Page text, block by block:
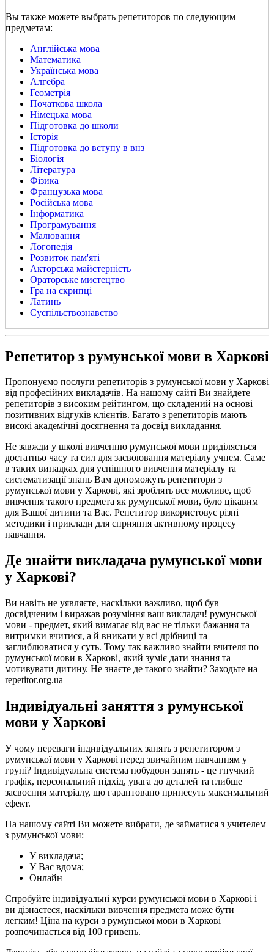
Вы также можете выбрать репетиторов по следующим
предметам:
Англійська мова
Математика
Українська мова
Алгебра
Геометрія
Початкова школа
Німецька мова
Підготовка до школи
Історія
Підготовка до вступу в внз
Біологія
Література
Фізика
Французька мова
Російська мова
Інформатика
Програмування
Малювання
Логопедія
Розвиток пам'яті
Акторська майстерність
Ораторське мистецтво
Гра на скрипці
Латинь
Суспільствознавство
Репетитор з румунської мови в Харкові
Пропонуємо послуги репетиторів з румунської мови у Харкові
від професійних викладачів. На нашому сайті Ви знайдете
репетиторів з високим рейтингом, що складений на основі
позитивних відгуків клієнтів. Багато з репетиторів мають
високі академічні досягнення та досвід викладання.
Не завжди у школі вивченню румунської мови приділяється
достатньо часу та сил для засвоювання матеріалу учнем. Саме
в таких випадках для успішного вивчення матеріалу та
систематизації знань Вам допоможуть репетитори з
румунської мови у Харкові, які зроблять все можливе, щоб
вивчення такого предмета як румунської мови, було цікавим
для Вашої дитини та Вас. Репетитор використовує різні
методики і приклади для сприяння активному процесу
навчання.
Де знайти викладача румунської мови
у Харкові?
Ви навіть не уявляєте, наскільки важливо, щоб був
досвідченим і виражав розуміння ваш викладач! румунської
мови - предмет, який вимагає від вас не тільки бажання та
витримки вчитися, а й вникати у всі дрібниці та
заглиблюватися у суть. Тому так важливо знайти вчителя по
румунської мови в Харкові, який зуміє дати знання та
мотивувати дитину. Не знаєте де такого знайти? Заходьте на
repetitor.org.ua
Індивідуальні заняття з румунської
мови у Харкові
У чому переваги індивідуальних занять з репетитором з
румунської мови у Харкові перед звичайним навчанням у
групі? Індивідуальна система побудови занять - це гнучкий
графік, персональний підхід, увага до деталей та глибше
засвоєння матеріалу, що гарантовано принесуть максимальний
ефект.
На нашому сайті Ви можете вибрати, де займатися з учителем
з румунської мови:
У викладача;
У Вас вдома;
Онлайн
Спробуйте індивідуальні курси румунської мови в Харкові і
ви дізнаєтеся, наскільки вивчення предмета може бути
легким! Ціна на курси з румунської мови в Харкові
розпочинається від 100 гривень.